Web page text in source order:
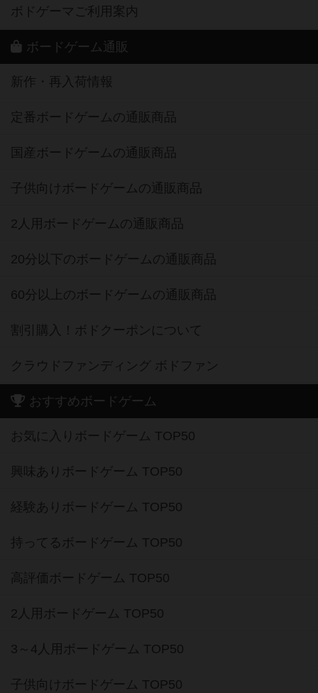
ボドゲーマご利用案内
ボードゲーム通販
新作・再入荷情報
定番ボードゲームの通販商品
国産ボードゲームの通販商品
子供向けボードゲームの通販商品
2人用ボードゲームの通販商品
20分以下のボードゲームの通販商品
60分以上のボードゲームの通販商品
割引購入！ボドクーポンについて
クラウドファンディング ボドファン
おすすめボードゲーム
お気に入りボードゲーム TOP50
興味ありボードゲーム TOP50
経験ありボードゲーム TOP50
持ってるボードゲーム TOP50
高評価ボードゲーム TOP50
2人用ボードゲーム TOP50
3～4人用ボードゲーム TOP50
子供向けボードゲーム TOP50